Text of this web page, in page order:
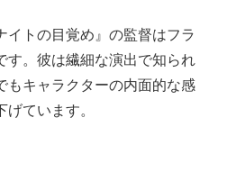
イトの目覚め』の監督はフラ
す。彼は繊細な演出で知られ
もキャラクターの内面的な感
げています。